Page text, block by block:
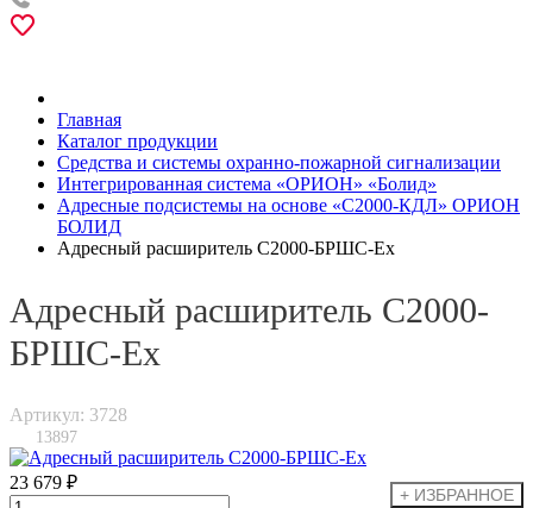
Главная
Каталог продукции
Средства и системы охранно-пожарной сигнализации
Интегрированная система «ОРИОН» «Болид»
Адресные подсистемы на основе «С2000-КДЛ» ОРИОН
БОЛИД
Адресный расширитель С2000-БРШС-Ех
Адресный расширитель С2000-
БРШС-Ех
Артикул: 3728
13897
23 679 ₽